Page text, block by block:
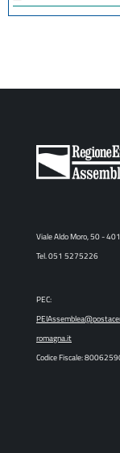
Viale Aldo Moro, 50 -
Tel. 051 5275226
PEC:
romagna.it
Codice Fiscale: